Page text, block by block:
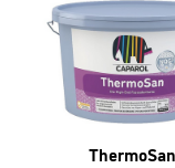
ThermoSan